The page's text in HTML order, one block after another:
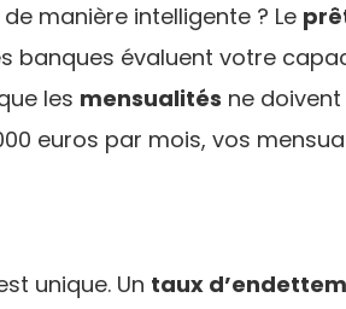
de manière intelligente ? Le
banques évaluent votre
les mensualités ne
euros par mois, vos
unique. Un taux